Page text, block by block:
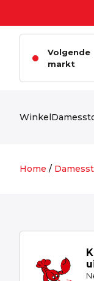
Volgende
markt
Winkel
Home /